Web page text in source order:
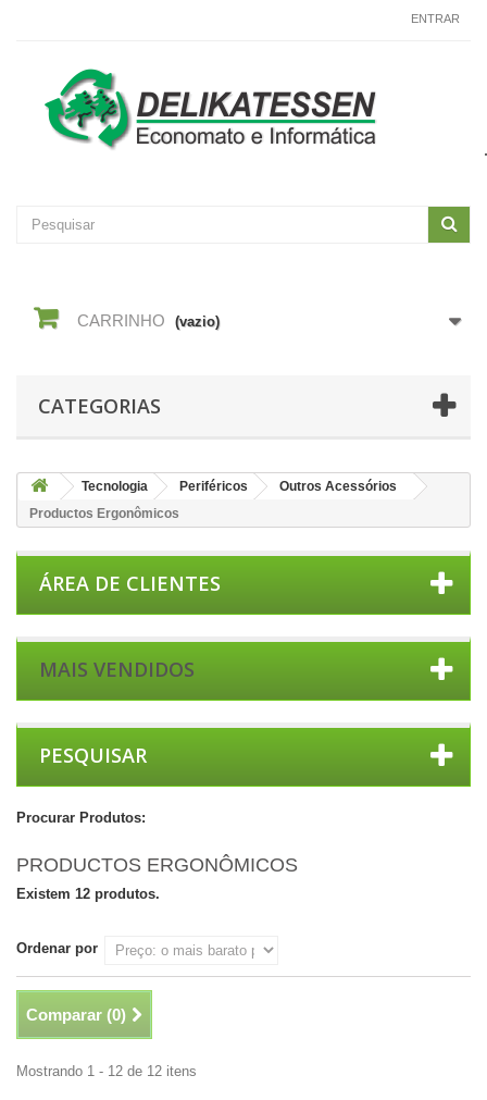
ENTRAR
CARRINHO (vazio)
CATEGORIAS
Tecnologia Periféricos
Outros Acessórios
Productos Ergonômicos
ÁREA DE CLIENTES
MAIS VENDIDOS
PESQUISAR
Procurar Produtos:
PRODUCTOS ERGONÔMICOS
Existem 12 produtos.
Ordenar por
Comparar (0)
Mostrando 1 - 12 de 12 itens